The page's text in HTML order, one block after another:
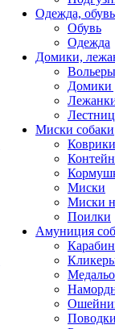
Одежда, обувь
Обувь
Одежда
Домики,
Домики
Миски собаки
Миски
Миски
Поилки
Амуниция